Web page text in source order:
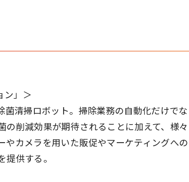
ン」＞
清掃ロボット。掃除業務の自動化だけでな
削減効果が期待されることに加えて、様々
カメラを用いた販促やマーケティングへの
供する。